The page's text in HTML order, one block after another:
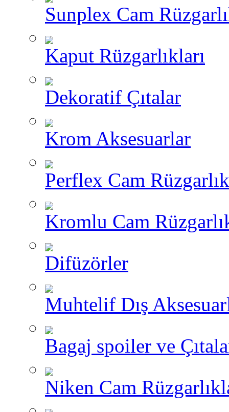
Sunplex Cam
Kaput Rüzgarlıkları
Dekoratif Çıtalar
Krom Aksesuarlar
Perflex Cam
Kromlu Cam
Difüzörler
Muhtelif Dış
Bagaj spoiler ve
Niken Cam